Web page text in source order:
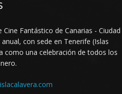
Cine Fantástico de Canarias - Ciudad
con sede en Tenerife (Islas
como una celebración de todos los